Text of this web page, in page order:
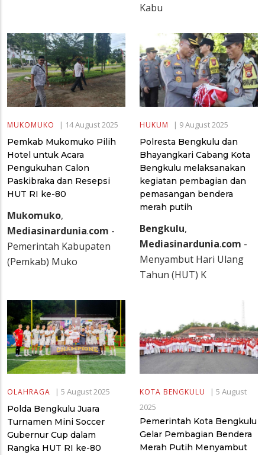
Kabu
MUKOMUKO | 14 August 2025
Pemkab Mukomuko Pilih
Hotel untuk Acara
Pengukuhan Calon
Paskibraka dan Resepsi
HUT RI ke-80
Mukomuko,
Mediasinardunia.com -
Pemerintah Kabupaten
(Pemkab) Muko
HUKUM | 9 August 2025
Polresta Bengkulu dan
Bhayangkari Cabang Kota
Bengkulu melaksanakan
kegiatan pembagian dan
pemasangan bendera
merah putih
Bengkulu,
Mediasinardunia.com -
Menyambut Hari Ulang
Tahun (HUT) K
OLAHRAGA | 5 August 2025
Polda Bengkulu Juara
Turnamen Mini Soccer
Gubernur Cup dalam
Rangka HUT RI ke-80
KOTA BENGKULU | 5 August
2025
Pemerintah Kota Bengkulu
Gelar Pembagian Bendera
Merah Putih Menyambut